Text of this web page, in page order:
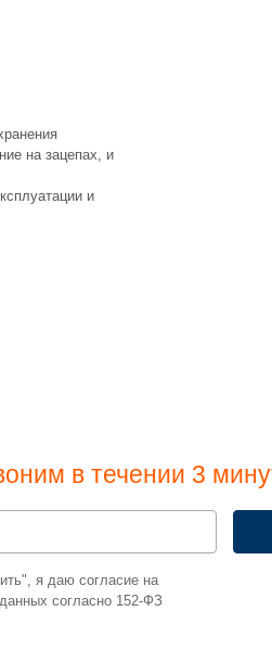
на зацепах, и
и
в течении 3
я даю согласие на
согласно 152-ФЗ